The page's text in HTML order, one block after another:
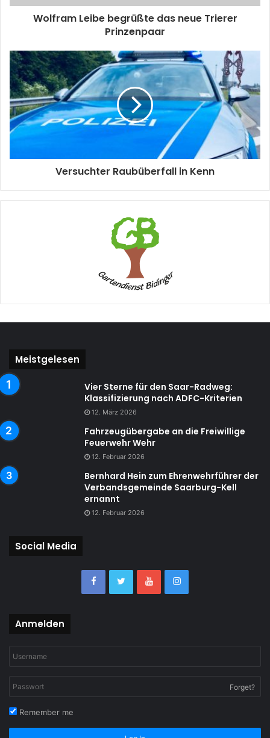
Wolfram Leibe begrüßte das neue Trierer
Prinzenpaar
Versuchter Raubüberfall in Kenn
Meistgelesen
Vier Sterne für den Saar-Radweg:
Klassifizierung nach ADFC-Kriterien
12. März 2026
Fahrzeugübergabe an die Freiwillige
Feuerwehr Wehr
12. Februar 2026
Bernhard Hein zum Ehrenwehrführer der
Verbandsgemeinde Saarburg-Kell
ernannt
12. Februar 2026
Social Media
Anmelden
Forget?
Remember me